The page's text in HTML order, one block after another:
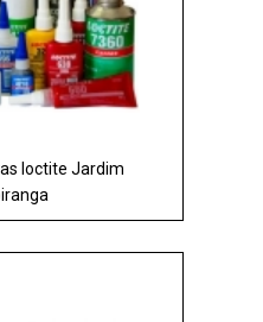
loctite Jardim